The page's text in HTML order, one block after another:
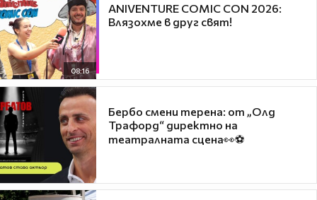
08:16
ANIVENTURE COMIC CON 2026:
Влязохме в друг свят!
Бербо смени терена: от „Олд
Трафорд“ директно на
театралната сцена👀⚽